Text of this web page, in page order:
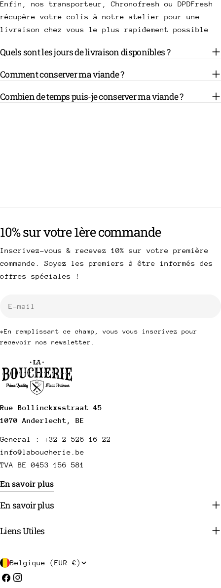
Enfin, nos transporteur, Chronofresh ou DPDFresh
récupère votre colis à notre atelier pour une
livraison chez vous le plus rapidement possible
Quels sont les jours de livraison disponibles ?
Comment conserver ma viande ?
Combien de temps puis-je conserver ma viande ?
Rue Bollinckxsstraat 45
1070 Anderlecht, BE
General : +32 2 526 16 22
info@laboucherie.be
TVA BE 0453 156 581
En savoir plus
En savoir plus
Liens Utiles
10% sur votre 1ère commande
Inscrivez-vous & recevez 10% sur votre première
commande. Soyez les premiers à être informés des
offres spéciales !
*En remplissant ce champ, vous vous inscrivez pour
recevoir nos newsletter.
P
a
Belgique (EUR €)
Facebook
Instagram